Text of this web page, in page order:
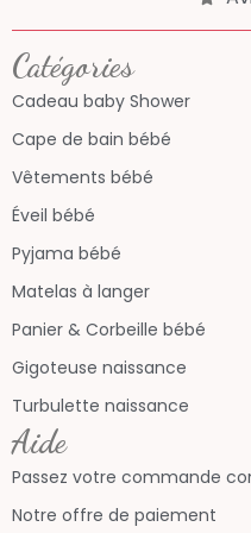
Catégories
Cadeau baby Shower
Cape de bain bébé
Vêtements bébé
Éveil bébé
Pyjama bébé
Matelas à langer
Panier & Corbeille bébé
Gigoteuse naissance
Turbulette naissance
Aide
Passez votre commande
Notre offre de paiement